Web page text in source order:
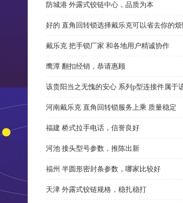
防城港 外露式铰链中心，品质为本
好的 直角回转锁选择戴乐克可以省去你的
戴乐克 把手锁厂家 和各地用户精诚协作
鹰潭 翻扣经销，恭请惠顾
该贵阳当之无愧的安心 系列p型连接件属于
河南戴乐克 直角回转锁服务上乘 质量稳定
福建 桥式拉手电话，信誉良好
河池 接头型号参数，推陈出新
福州 半圆形密封条参数，哪家比较好
天津 外露式铰链规格，稳扎稳打